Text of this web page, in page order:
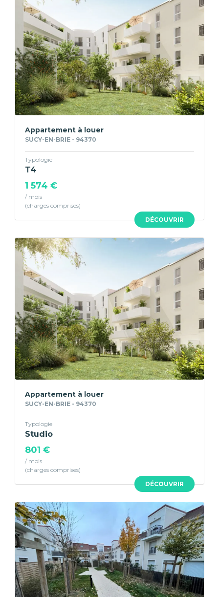
DÉCOUVRIR
Appartement à louer
SUCY-EN-BRIE - 94370
Typologie
T4
1 574 €
/ mois
DÉCOUVRIR
Appartement à louer
SUCY-EN-BRIE - 94370
Typologie
Studio
801 €
/ mois